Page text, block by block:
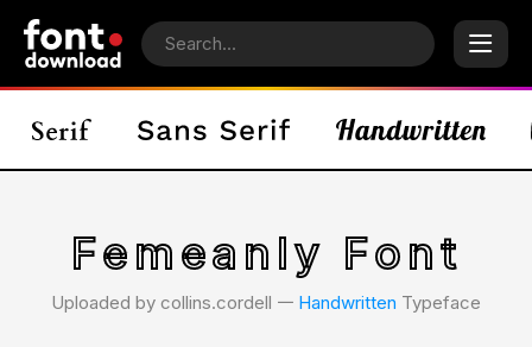
Femeanly Font
Uploaded by collins.cordell 𑁋 Handwritten Typeface